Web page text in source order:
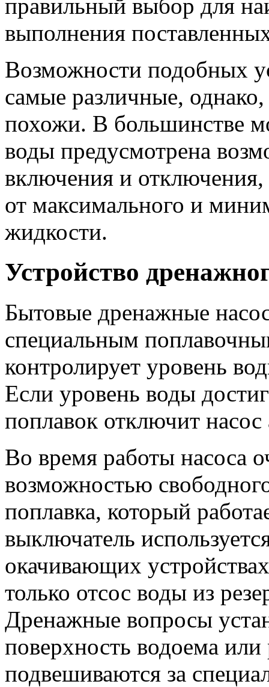
правильный выбор для
выполнения
Возможности подобных
самые различные,
похожи. В большинстве
воды предусмотрена
включения и отключения,
от максимального и
жидкости.
Устройство
Бытовые дренажные
специальным
контролирует уровень
Если уровень воды
поплавок отключит насос
Во время работы насоса
возможностью
поплавка, который
выключатель
окачивающих
только отсос воды из
Дренажные вопросы
поверхность водоема или
подвешиваются за